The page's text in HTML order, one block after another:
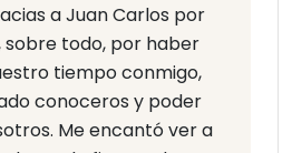
a Juan Carlos por
sobre todo, por haber
tiempo conmigo,
conoceros y poder
Me encantó ver a